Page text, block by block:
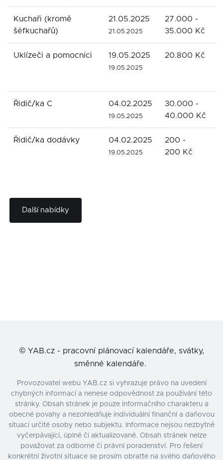
Kuchaři (kromě
šéfkuchařů)
21.05.2025
21.05.2025
27.000 -
35.000 Kč
Uklízeči a pomocníci 19.05.2025
19.05.2025
20.800 Kč
Řidič/ka C 04.02.2025
19.05.2025
30.000 -
40.000 Kč
Řidič/ka dodávky 04.02.2025
19.05.2025
200 -
200 Kč
Další nabídky
© YAB.cz - pracovní plánovací kalendáře, svátky,
směnné kalendáře.
Provozovatel webu YAB.cz si vyhrazuje právo na uvedení
chybných informací a nenese odpovědnost za používání této
stránky. Obsah stránek je pouze informačního charakteru a
obecné povahy a nezohledňuje individuální finanční a daňovou
situaci určité osoby nebo subjektu. Informace nejsou nezbytně
vyčerpávající, úplné či aktualizované. Obsah stránek nelze
považovat za odborné či právní poradenství. Pro řešení
konkrétní životní situace se prosím obraťte na svého daňového